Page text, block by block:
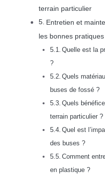
terrain particulier
Entretien et
les bonnes pratiques
Quelle est la
?
Quels
buses de fossé ?
Quels
terrain particulier ?
Quel est
des buses ?
Comment
en plastique ?